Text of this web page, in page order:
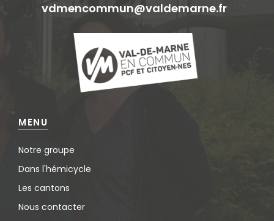
vdmencommun@valdemarne.fr
MENU
Notre groupe
Dans l'hémicycle
Les cantons
Nous contacter